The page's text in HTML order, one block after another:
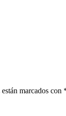
marcados con